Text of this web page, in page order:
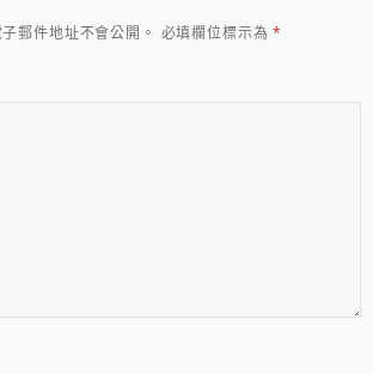
郵件地址不會公開。 必填欄位標示為*